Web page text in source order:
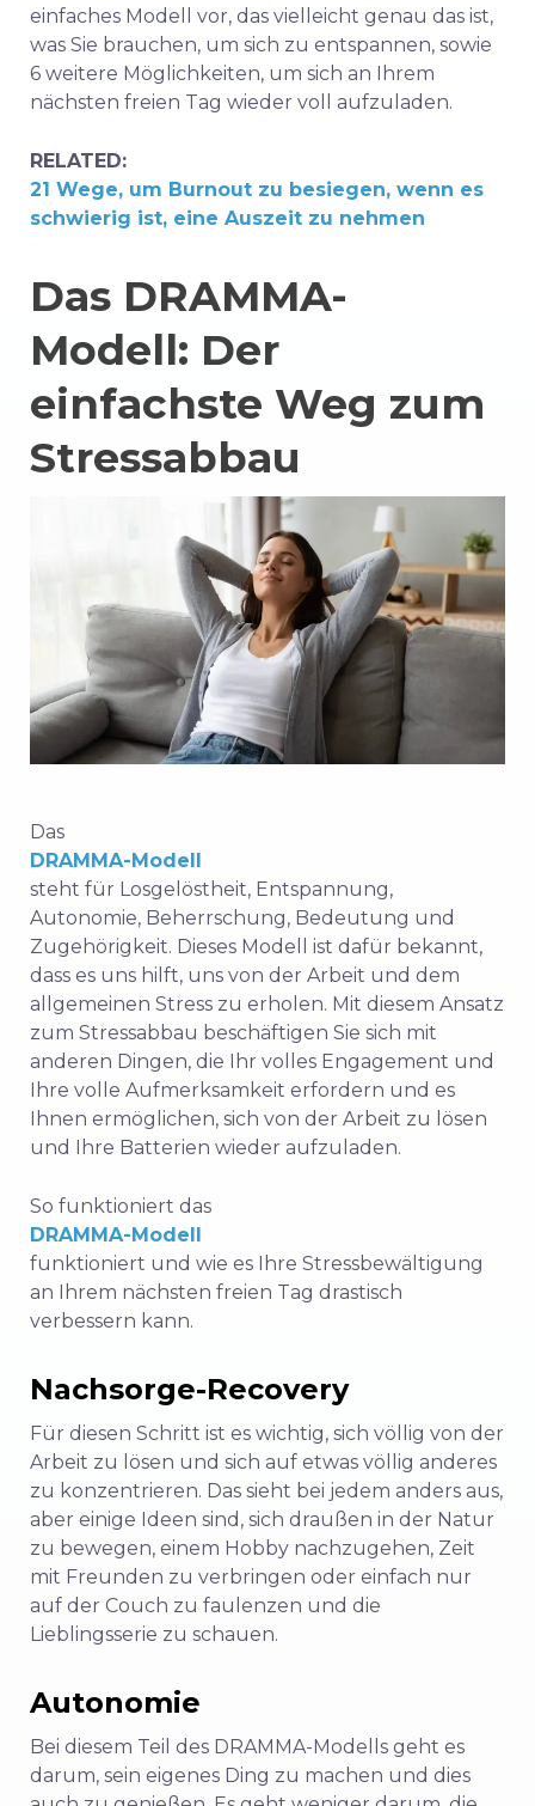
einfaches Modell vor, das vielleicht genau das ist,
was Sie brauchen, um sich zu entspannen, sowie
6 weitere Möglichkeiten, um sich an Ihrem
nächsten freien Tag wieder voll aufzuladen.
RELATED:
21 Wege, um Burnout zu besiegen, wenn es
schwierig ist, eine Auszeit zu nehmen
Das DRAMMA-
Modell: Der
einfachste Weg zum
Stressabbau
Das
DRAMMA-Modell
steht für Losgelöstheit, Entspannung,
Autonomie, Beherrschung, Bedeutung und
Zugehörigkeit. Dieses Modell ist dafür bekannt,
dass es uns hilft, uns von der Arbeit und dem
allgemeinen Stress zu erholen. Mit diesem Ansatz
zum Stressabbau beschäftigen Sie sich mit
anderen Dingen, die Ihr volles Engagement und
Ihre volle Aufmerksamkeit erfordern und es
Ihnen ermöglichen, sich von der Arbeit zu lösen
und Ihre Batterien wieder aufzuladen.
So funktioniert das
DRAMMA-Modell
funktioniert und wie es Ihre Stressbewältigung
an Ihrem nächsten freien Tag drastisch
verbessern kann.
Nachsorge-Recovery
Für diesen Schritt ist es wichtig, sich völlig von der
Arbeit zu lösen und sich auf etwas völlig anderes
zu konzentrieren. Das sieht bei jedem anders aus,
aber einige Ideen sind, sich draußen in der Natur
zu bewegen, einem Hobby nachzugehen, Zeit
mit Freunden zu verbringen oder einfach nur
auf der Couch zu faulenzen und die
Lieblingsserie zu schauen.
Autonomie
Bei diesem Teil des DRAMMA-Modells geht es
darum, sein eigenes Ding zu machen und dies